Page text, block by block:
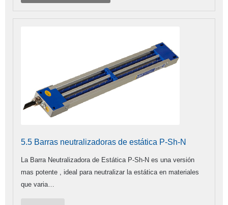
5.5 Barras neutralizadoras de estática P-Sh-N
La Barra Neutralizadora de Estática P-Sh-N es una versión
mas potente , ideal para neutralizar la estática en materiales
que varia…